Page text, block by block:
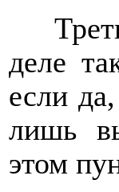
деле
если
лишь
этом